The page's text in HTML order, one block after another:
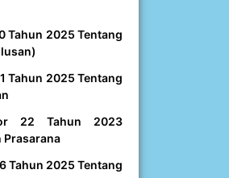
Tahun 2025 Tentang
Tahun 2025 Tentang
22 Tahun 2023
Prasarana
Tahun 2025 Tentang